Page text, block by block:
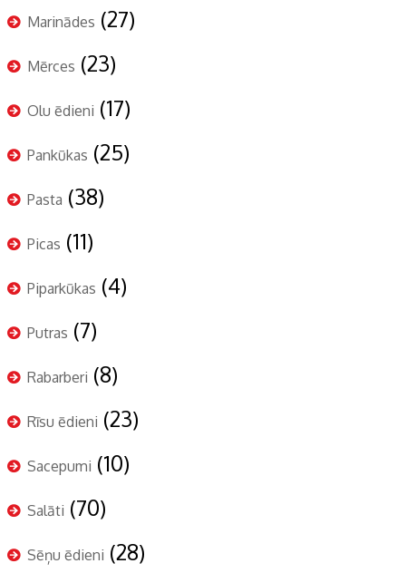
Marinādes (27)
Mērces (23)
Olu ēdieni (17)
Pankūkas (25)
Pasta (38)
Picas (11)
Piparkūkas (4)
Putras (7)
Rabarberi (8)
Rīsu ēdieni (23)
Sacepumi (10)
Salāti (70)
Sēņu ēdieni (28)